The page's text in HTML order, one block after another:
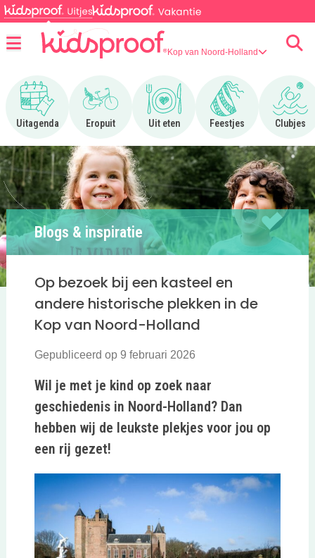
Kop van Noord-Holland
Uitagenda
Ga naar Uitagenda
Eropuit
Ga naar Eropuit
Uit eten
Ga naar Uit eten
Feestjes
Ga naar Feestjes
Clubjes
Ga
Blogs & inspiratie
Op bezoek bij een kasteel en
andere historische plekken in de
Kop van Noord-Holland
Gepubliceerd op 9 februari 2026
Wil je met je kind op zoek naar
geschiedenis in Noord-Holland? Dan
hebben wij de leukste plekjes voor jou op
een rij gezet!